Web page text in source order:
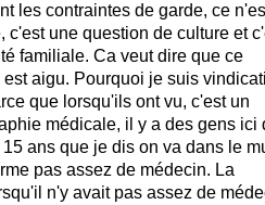
les contraintes de garde, ce
c'est une question de culture et
familiale. Ca veut dire que ce
aigu. Pourquoi je suis
que lorsqu'ils ont vu, c'est un
médicale, il y a des gens ici
ans que je dis on va dans le
pas assez de médecin. La
n'y avait pas assez de